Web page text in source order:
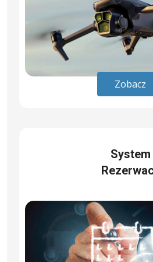
Zobacz
System